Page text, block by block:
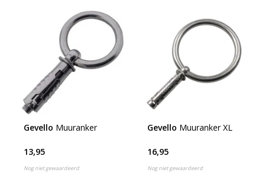
Gevello Muuranker
13,95
Nog niet gewaardeerd
Gevello Muuranker XL
16,95
Nog niet gewaardeerd